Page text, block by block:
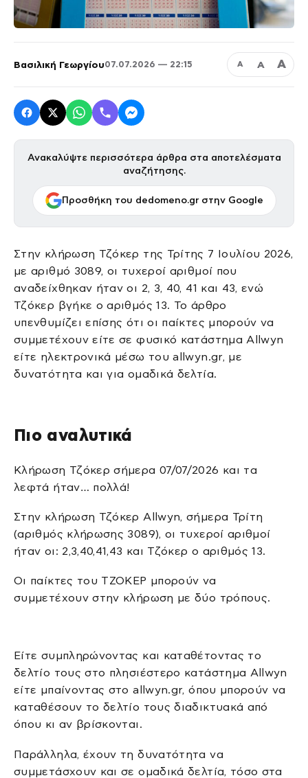
Βασιλική Γεωργίου07.07.2026 — 22:15 Α Α Α
Ανακαλύψτε περισσότερα άρθρα στα αποτελέσματα
αναζήτησης.
Προσθήκη του dedomeno.gr στην Google
Στην κλήρωση Τζόκερ της Τρίτης 7 Ιουλίου 2026,
με αριθμό 3089, οι τυχεροί αριθμοί που
αναδείχθηκαν ήταν οι 2, 3, 40, 41 και 43, ενώ
Τζόκερ βγήκε ο αριθμός 13. Το άρθρο
υπενθυμίζει επίσης ότι οι παίκτες μπορούν να
συμμετέχουν είτε σε φυσικό κατάστημα Allwyn
είτε ηλεκτρονικά μέσω του allwyn.gr, με
δυνατότητα και για ομαδικά δελτία.
Πιο αναλυτικά
Κλήρωση Τζόκερ σήμερα 07/07/2026 και τα
λεφτά ήταν… πολλά!
Στην κλήρωση Τζόκερ Allwyn, σήμερα Τρίτη
(αριθμός κλήρωσης 3089), οι τυχεροί αριθμοί
ήταν οι: 2,3,40,41,43 και Τζόκερ ο αριθμός 13.
Οι παίκτες του ΤΖΟΚΕΡ μπορούν να
συμμετέχουν στην κλήρωση με δύο τρόπους.
Είτε συμπληρώνοντας και καταθέτοντας το
δελτίο τους στο πλησιέστερο κατάστημα Allwyn
είτε μπαίνοντας στο allwyn.gr, όπου μπορούν να
καταθέσουν το δελτίο τους διαδικτυακά από
όπου κι αν βρίσκονται.
Παράλληλα, έχουν τη δυνατότητα να
συμμετάσχουν και σε ομαδικά δελτία, τόσο στα